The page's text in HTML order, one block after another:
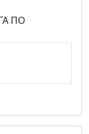
ПО